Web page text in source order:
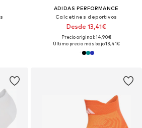
ADIDAS PERFORMANCE
Calcetines deportivos
Desde 13,41€
Precio original: 14,90€
Último precio más bajo:13,41€